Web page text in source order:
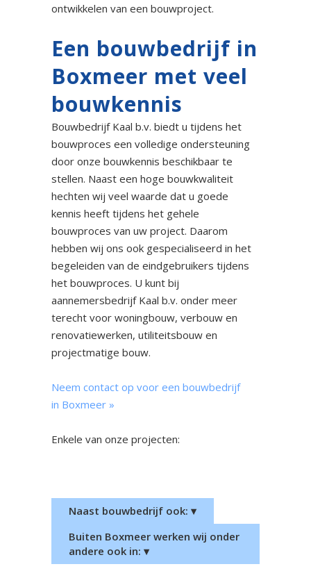
ontwikkelen van een bouwproject.
Een bouwbedrijf in
Boxmeer met veel
bouwkennis
Bouwbedrijf Kaal b.v. biedt u tijdens het
bouwproces een volledige ondersteuning
door onze bouwkennis beschikbaar te
stellen. Naast een hoge bouwkwaliteit
hechten wij veel waarde dat u goede
kennis heeft tijdens het gehele
bouwproces van uw project. Daarom
hebben wij ons ook gespecialiseerd in het
begeleiden van de eindgebruikers tijdens
het bouwproces. U kunt bij
aannemersbedrijf Kaal b.v. onder meer
terecht voor woningbouw, verbouw en
renovatiewerken, utiliteitsbouw en
projectmatige bouw.
Neem contact op voor een bouwbedrijf
in Boxmeer »
Enkele van onze projecten:
Groesbeek
Naast bouwbedrijf ook: ▾
Buiten Boxmeer werken wij onder
andere ook in: ▾